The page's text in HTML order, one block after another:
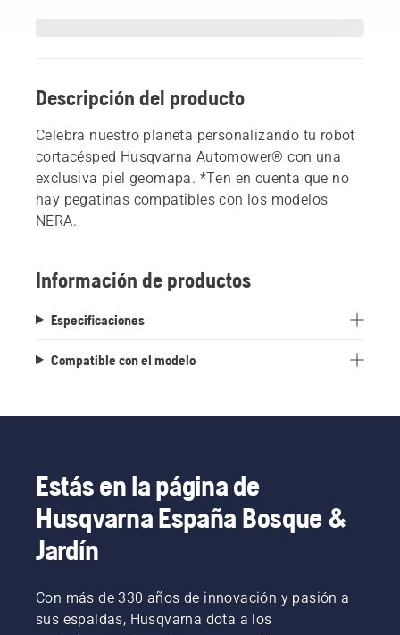
Descripción del producto
Celebra nuestro planeta personalizando tu robot
cortacésped Husqvarna Automower® con una
exclusiva piel geomapa. *Ten en cuenta que no
hay pegatinas compatibles con los modelos
NERA.
Información de productos
Especificaciones
Compatible con el modelo
Estás en la página de
Husqvarna España Bosque &
Jardín
Con más de 330 años de innovación y pasión a
sus espaldas, Husqvarna dota a los